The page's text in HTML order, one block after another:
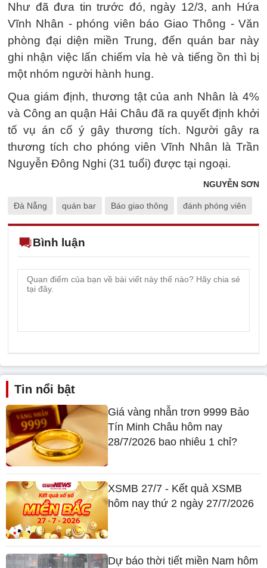
Như đã đưa tin trước đó, ngày 12/3, anh Hứa
Vĩnh Nhân - phóng viên báo Giao Thông - Văn
phòng đại diện miền Trung, đến quán bar này
ghi nhận việc lấn chiếm vỉa hè và tiếng ồn thì bị
một nhóm người hành hung.
Qua giám định, thương tật của anh Nhân là 4%
và Công an quận Hải Châu đã ra quyết định khởi
tố vụ án cố ý gây thương tích. Người gây ra
thương tích cho phóng viên Vĩnh Nhân là Trần
Nguyễn Đông Nghi (31 tuổi) được tại ngoại.
NGUYỄN SƠN
Đà Nẵng quán bar Báo giao thông đánh phóng viên
Bình luận
Tin nổi bật
Giá vàng nhẫn trơn 9999 Bảo
Tín Minh Châu hôm nay
28/7/2026 bao nhiêu 1 chỉ?
XSMB 27/7 - Kết quả XSMB
hôm nay thứ 2 ngày 27/7/2026
Dự báo thời tiết miền Nam hôm